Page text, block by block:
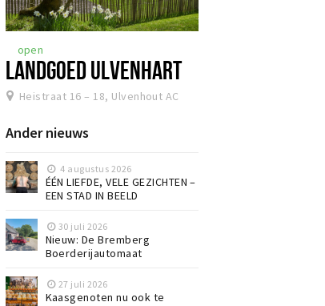
open
LANDGOED ULVENHART
Heistraat 16 – 18, Ulvenhout AC
Ander nieuws
4 augustus 2026
ÉÉN LIEFDE, VELE GEZICHTEN –
EEN STAD IN BEELD
30 juli 2026
Nieuw: De Bremberg
Boerderijautomaat
27 juli 2026
Kaasgenoten nu ook te